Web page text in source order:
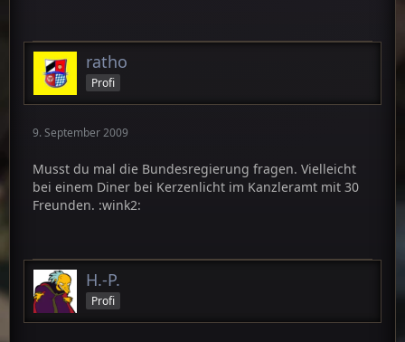
ratho
Profi
9. September 2009
Musst du mal die Bundesregierung fragen. Vielleicht
bei einem Diner bei Kerzenlicht im Kanzleramt mit 30
Freunden. :wink2:
H.-P.
Profi